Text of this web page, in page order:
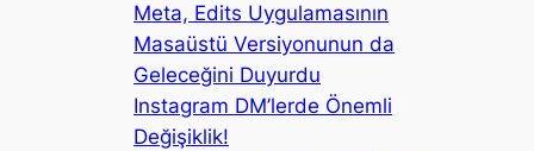
Meta, Edits Uygulamasının
Masaüstü Versiyonunun da
Geleceğini Duyurdu
Instagram DM’lerde Önemli
Değişiklik!